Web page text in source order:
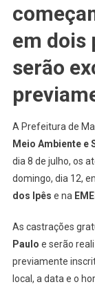
em dois
serão
A Prefeitura de
Meio Ambiente e
dia 8 de julho, os
domingo, dia 12,
dos Ipês e na
As castrações
Paulo e serão
previamente
local, a data e o